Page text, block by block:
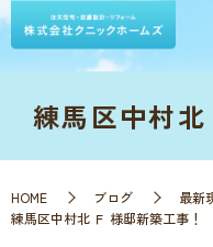
練馬区中村
HOME ブログ
最新
練馬区中村北 Ｆ 様邸新築工事！